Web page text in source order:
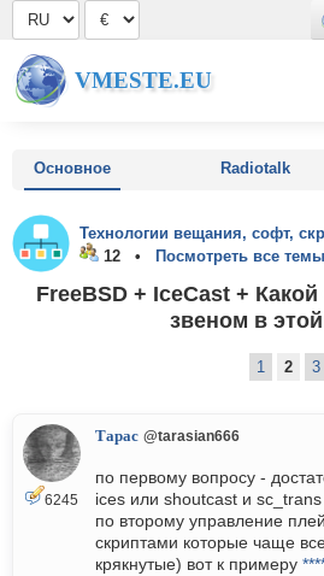
VMESTE.EU
Основное Radiotalk
Технологии вещания, софт,
12 •
Посмотреть все темы
FreeBSD + IceCast +
звеном в
1 2 3
6245
Тарас @tarasian666
по первому вопросу -
ices или shoutcast и sc_trans
по второму управление
скриптами которые чаще
крякнутые) вот к примеру